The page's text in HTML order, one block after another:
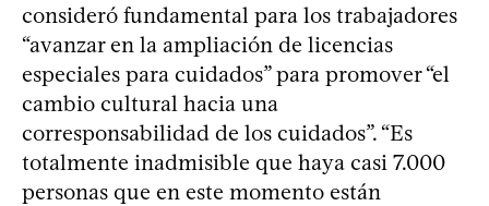
consideró fundamental para los trabajadores
“avanzar en la ampliación de licencias
especiales para cuidados” para promover “el
cambio cultural hacia una
corresponsabilidad de los cuidados”. “Es
totalmente inadmisible que haya casi 7.000
personas que en este momento están